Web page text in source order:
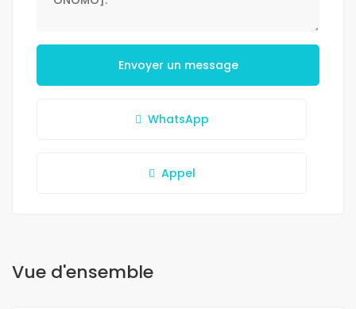
Envoyer un message
WhatsApp
Appel
Vue d'ensemble